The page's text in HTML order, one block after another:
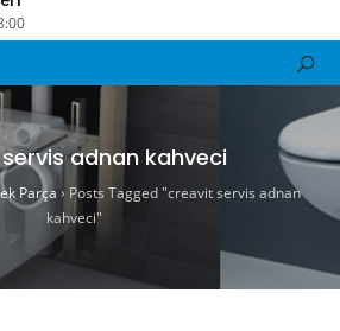
adnan kahveci
Parça› Posts Tagged "creavit servis adnan
kahveci"